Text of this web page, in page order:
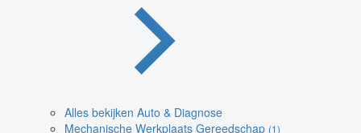
Alles bekijken Auto & Diagnose
Mechanische Werkplaats Gereedschap (1)